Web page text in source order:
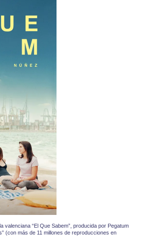
valenciana “El Que Sabem”, producida por Pegatum
(con más de 11 millones de reproducciones en